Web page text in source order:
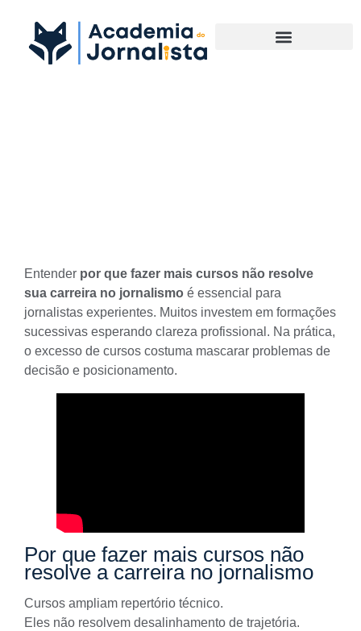
Entender por que fazer mais cursos não resolve
sua carreira no jornalismo é essencial para
jornalistas experientes. Muitos investem em formações
sucessivas esperando clareza profissional. Na prática,
o excesso de cursos costuma mascarar problemas de
decisão e posicionamento.
Por que fazer mais cursos não
resolve a carreira no jornalismo
Cursos ampliam repertório técnico.
Eles não resolvem desalinhamento de trajetória.